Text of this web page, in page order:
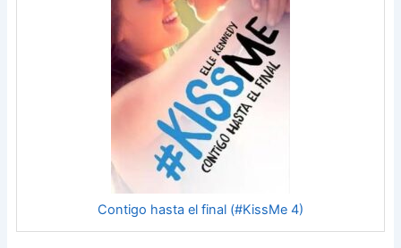
Contigo hasta el final (#KissMe 4)